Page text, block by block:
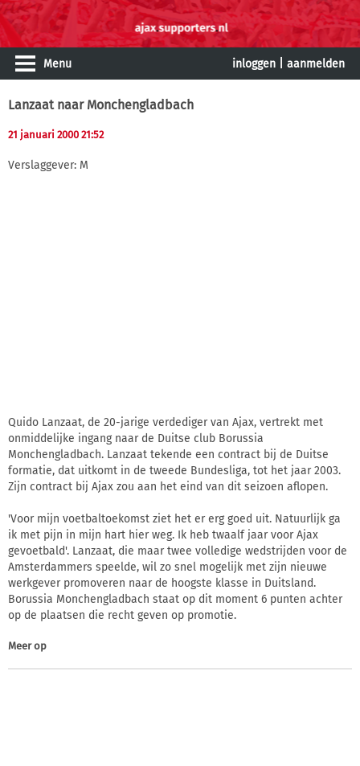
Menu inloggen aanmelden
Lanzaat naar Monchengladbach
21 januari 2000 21:52
Verslaggever: M
Quido Lanzaat, de 20-jarige verdediger van Ajax, vertrekt met
onmiddelijke ingang naar de Duitse club Borussia
Monchengladbach. Lanzaat tekende een contract bij de Duitse
formatie, dat uitkomt in de tweede Bundesliga, tot het jaar 2003.
Zijn contract bij Ajax zou aan het eind van dit seizoen aflopen.
'Voor mijn voetbaltoekomst ziet het er erg goed uit. Natuurlijk ga
ik met pijn in mijn hart hier weg. Ik heb twaalf jaar voor Ajax
gevoetbald'. Lanzaat, die maar twee volledige wedstrijden voor de
Amsterdammers speelde, wil zo snel mogelijk met zijn nieuwe
werkgever promoveren naar de hoogste klasse in Duitsland.
Borussia Monchengladbach staat op dit moment 6 punten achter
op de plaatsen die recht geven op promotie.
Meer op